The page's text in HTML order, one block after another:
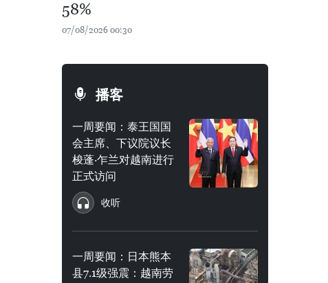
58%
07/08/2026 00:30
播客
一周要闻：泰王国国
会主席、下议院议长
梭蓬·乍兰对越南进行
正式访问
收听
一周要闻：日本熊本
县7.1级强震：越南劳